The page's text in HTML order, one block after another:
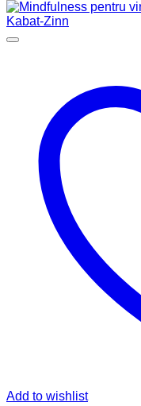
Add to wishlist